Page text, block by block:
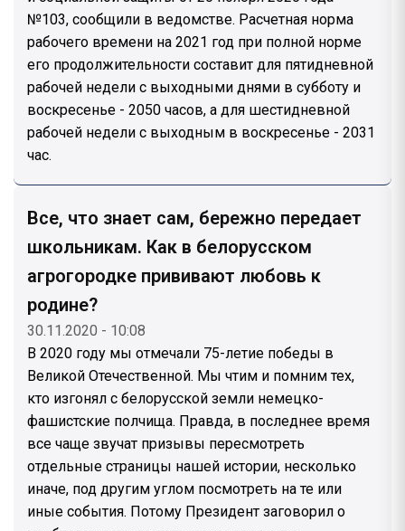
№103, сообщили в ведомстве. Расчетная норма
рабочего времени на 2021 год при полной норме
его продолжительности составит для пятидневной
рабочей недели с выходными днями в субботу и
воскресенье - 2050 часов, а для шестидневной
рабочей недели с выходным в воскресенье - 2031
час.
Все, что знает сам, бережно передает
школьникам. Как в белорусском
агрогородке прививают любовь к
родине?
30.11.2020 - 10:08
В 2020 году мы отмечали 75-летие победы в
Великой Отечественной. Мы чтим и помним тех,
кто изгонял с белорусской земли немецко-
фашистские полчища. Правда, в последнее время
все чаще звучат призывы пересмотреть
отдельные страницы нашей истории, несколько
иначе, под другим углом посмотреть на те или
иные события. Потому Президент заговорил о